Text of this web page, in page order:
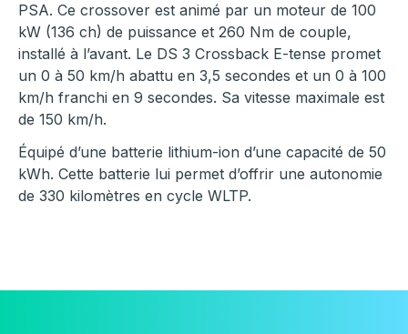
PSA. Ce crossover est animé par un moteur de 100
kW (136 ch) de puissance et 260 Nm de couple,
installé à l’avant. Le DS 3 Crossback E-tense promet
un 0 à 50 km/h abattu en 3,5 secondes et un 0 à 100
km/h franchi en 9 secondes. Sa vitesse maximale est
de 150 km/h.
Équipé d’une batterie lithium-ion d’une capacité de 50
kWh. Cette batterie lui permet d’offrir une autonomie
de 330 kilomètres en cycle WLTP.